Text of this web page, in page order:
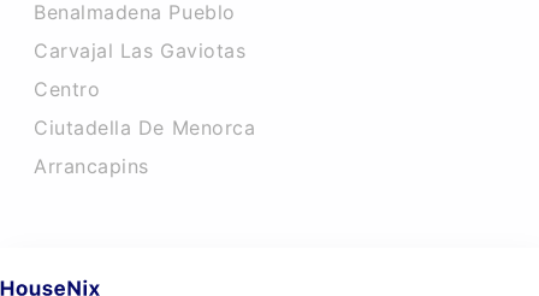
Benalmadena Pueblo
Carvajal Las Gaviotas
Centro
Ciutadella De Menorca
Arrancapins